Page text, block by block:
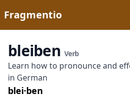
Fragmentio
bleiben Verb
Learn how to pronounce and
in German
blei·ben